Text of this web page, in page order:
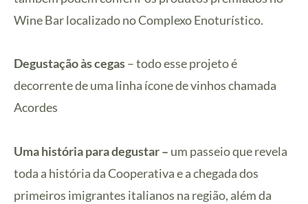
Wine Bar localizado no Complexo Enoturístico.
Degustação às cegas– todo esse projeto é
decorrente de uma linha ícone de vinhos chamada
Acordes
Uma história para degustar – um passeio que revela
toda a história da Cooperativa e a chegada dos
primeiros imigrantes italianos na região, além da